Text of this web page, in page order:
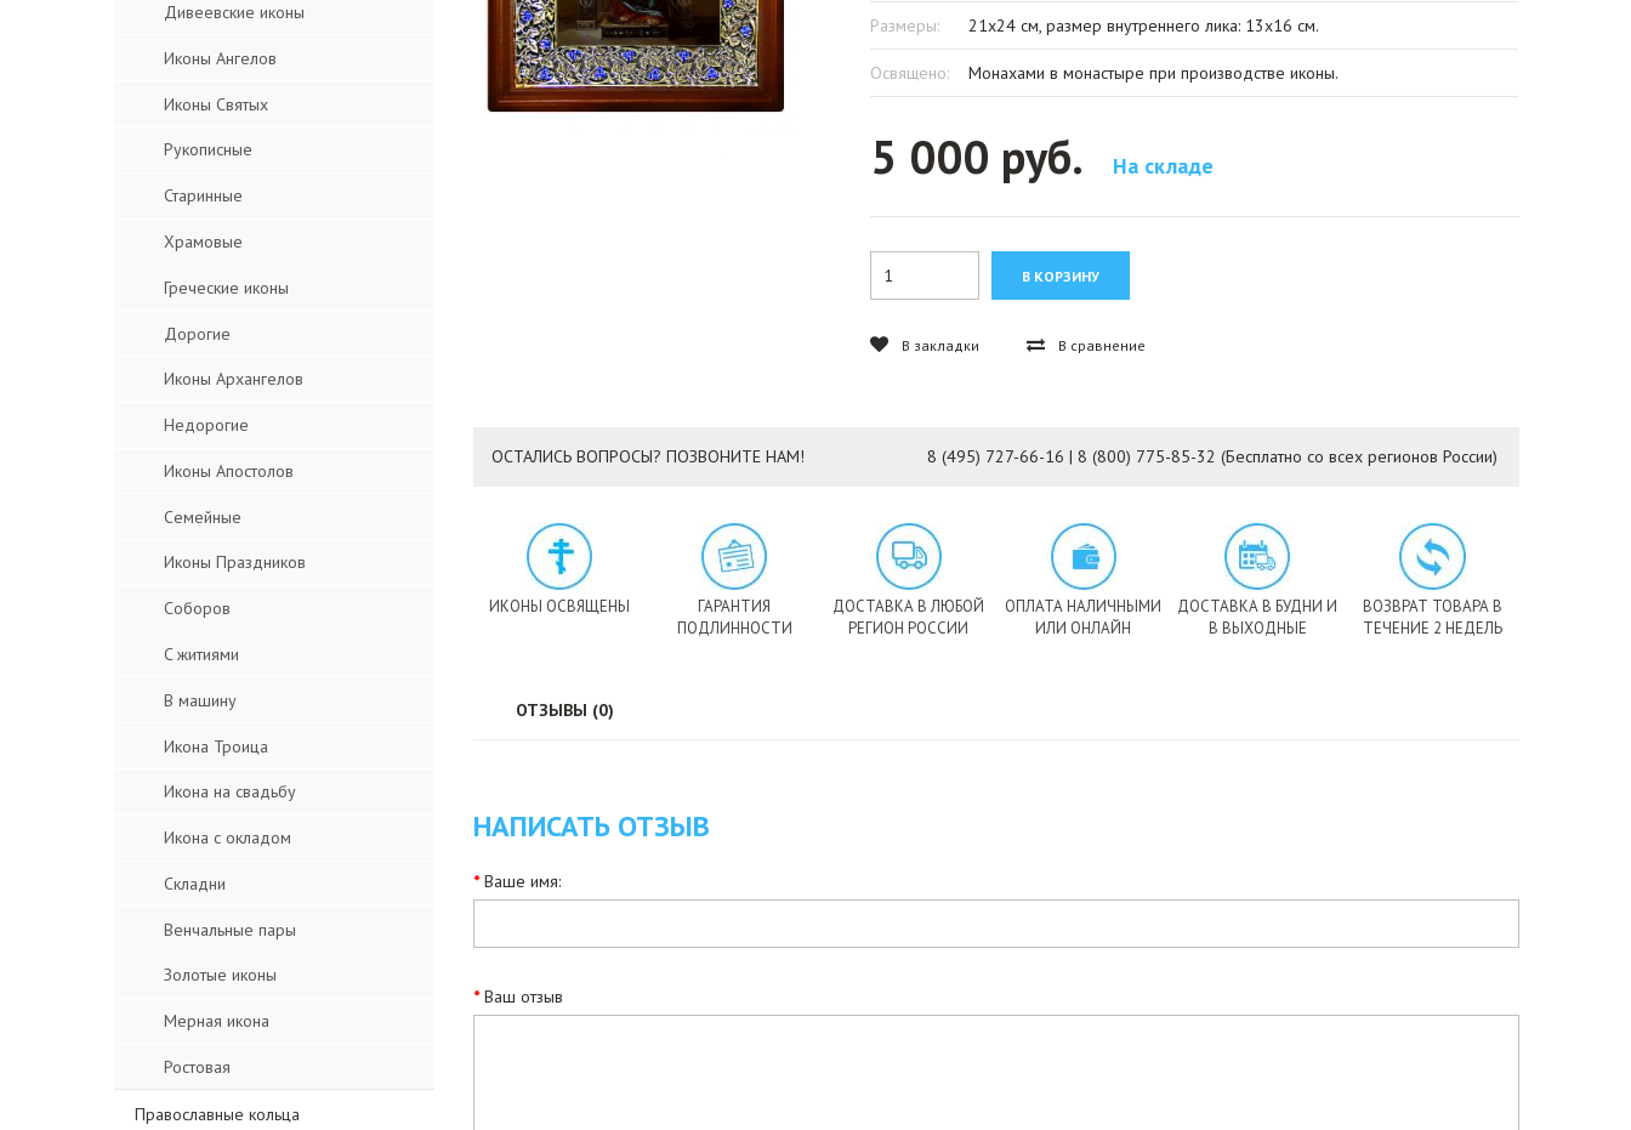
Дивеевские иконы
Иконы Ангелов
Иконы Святых
Рукописные
Старинные
Храмовые
Греческие иконы
Дорогие
Иконы Архангелов
Недорогие
Иконы Апостолов
Семейные
Иконы Праздников
Соборов
C житиями
В машину
Икона Троица
Икона на свадьбу
Икона с окладом
Складни
Венчальные пары
Золотые иконы
Мерная икона
Ростовая
Православные кольца
Размеры: 21х24 см, размер внутреннего лика: 13х16 см.
Освящено: Монахами в монастыре при производстве иконы.
5 000 руб. На складе
В закладки В сравнение
ОСТАЛИСЬ ВОПРОСЫ? ПОЗВОНИТЕ НАМ! 8 (495) 727-66-16 | 8 (800) 775-85-32 (Бесплатно со всех регионов России)
ИКОНЫ ОСВЯЩЕНЫ
ГАРАНТИЯ
ПОДЛИННОСТИ
ДОСТАВКА В ЛЮБОЙ
РЕГИОН РОССИИ
ОПЛАТА НАЛИЧНЫМИ
ИЛИ ОНЛАЙН
ДОСТАВКА В БУДНИ И
В ВЫХОДНЫЕ
ВОЗВРАТ ТОВАРА В
ТЕЧЕНИЕ 2 НЕДЕЛЬ
ОТЗЫВЫ (0)
НАПИСАТЬ ОТЗЫВ
Ваше имя:
Ваш отзыв